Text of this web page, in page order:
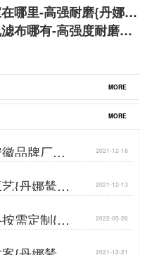
哪里-高强耐磨{丹娜鸶
布哪有-高强度耐磨损
MORE
MORE
品牌厂家 2021-12-18
{丹娜鸶过 2021-12-13
需定制{丹 2022-05-26
2021-12-21